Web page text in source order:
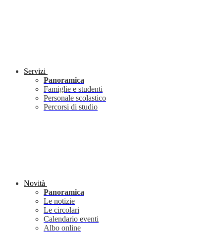
Servizi
Panoramica
Famiglie e studenti
Personale scolastico
Percorsi di studio
Novità
Panoramica
Le notizie
Le circolari
Calendario eventi
Albo online